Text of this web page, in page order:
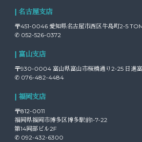
| 名古屋支店
〒451-0046 愛知県名古屋市西区牛島町2-5
✆ 052-526-0372
| 富山支店
〒930-0004 富山県富山市桜橋通り2-25 日進
✆ 076-482-4484
| 福岡支店
〒812-0011
福岡県福岡市博多区博多駅前1-7-22
第14岡部ビル2F
✆ 092-432-6300